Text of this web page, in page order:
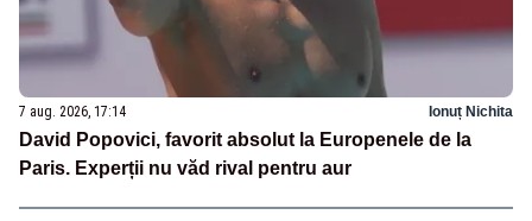
7 aug. 2026, 17:14 Ionuț Nichita
David Popovici, favorit absolut la Europenele de la
Paris. Experții nu văd rival pentru aur